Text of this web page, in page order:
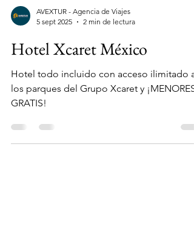
5 sept 2025
2 min de lectura
Hotel Xcaret México
Hotel todo incluido con acceso ilimitado a
GRATIS!